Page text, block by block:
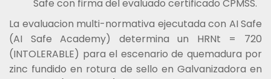
Safe con firma del evaluado certificado CPMSS.
La evaluacion multi-normativa ejecutada con AI Safe
(AI Safe Academy) determina un HRNt = 720
(INTOLERABLE) para el escenario de quemadura por
zinc fundido en rotura de sello en Galvanizadora en